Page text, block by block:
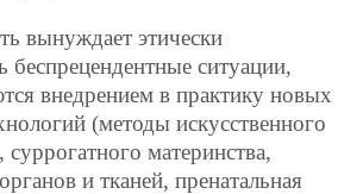
вынуждает этически
беспрецендентные ситуации,
внедрением в практику новых
(методы искусственного
материнства,
и тканей, пренатальная